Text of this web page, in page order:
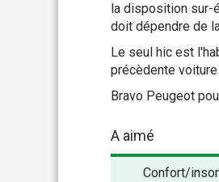
la disposition sur-
doit dépendre de
Le seul hic est
précèdente
Bravo Peugeot
A aimé
Confort/